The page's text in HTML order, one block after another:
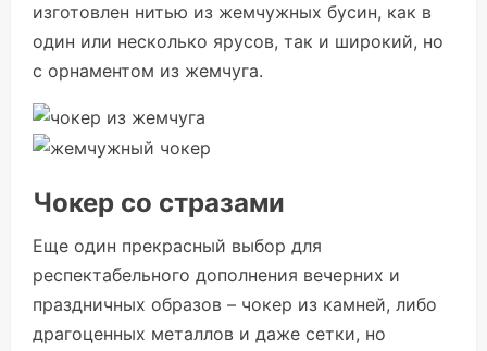
изготовлен нитью из жемчужных бусин, как в
один или несколько ярусов, так и широкий, но
с орнаментом из жемчуга.
Чокер со стразами
Еще один прекрасный выбор для
респектабельного дополнения вечерних и
праздничных образов – чокер из камней, либо
драгоценных металлов и даже сетки, но